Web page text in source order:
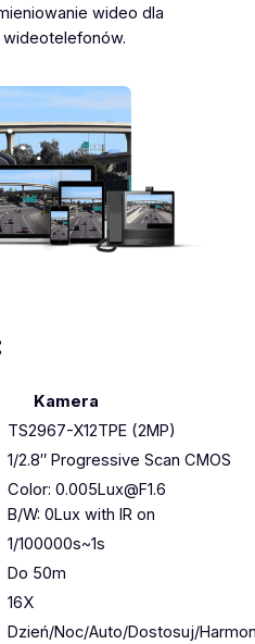
wideo dla
Kamera
TS2967-X12TPE (2MP)
1/2.8″ Progressive Scan CMOS
Color: 0.005Lux@F1.6
B/W: 0Lux with IR on
1/100000s~1s
Do 50m
16X
Dzień/Noc/Auto/Dostosuj/